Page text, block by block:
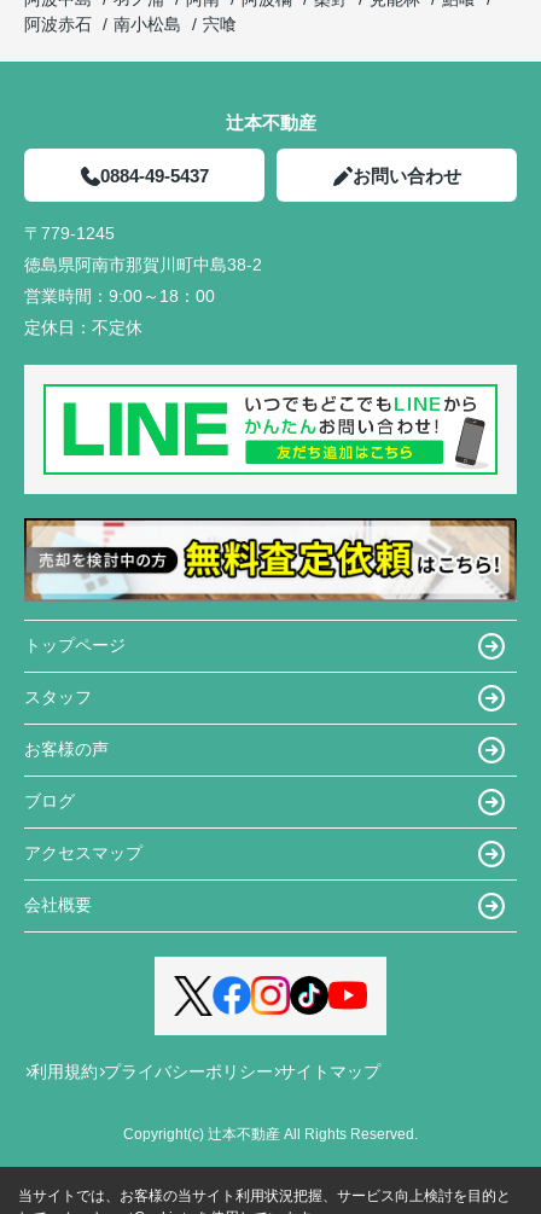
阿波赤石
南小松島 宍喰
辻本不動産
0884-49-5437 お問い合わせ
〒779-1245
徳島県阿南市那賀川町中島38-2
営業時間： 9:00～18：00
定休日： 不定休
トップページ
スタッフ
お客様の声
ブログ
アクセスマップ
会社概要
利用規約 プライバシーポリシー サイトマップ
Copyright(c) 辻本不動産 All Rights Reserved.
当サイトでは、お客様の当サイト利用状況把握、サービス向上検討を目的と